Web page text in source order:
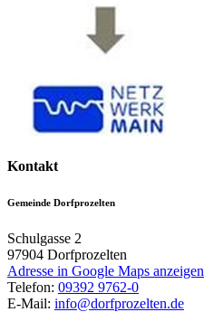
Kontakt
Gemeinde Dorfprozelten
Schulgasse 2
97904 Dorfprozelten
Adresse in Google Maps anzeigen
Telefon: 09392 9762-0
E-Mail: info@dorfprozelten.de